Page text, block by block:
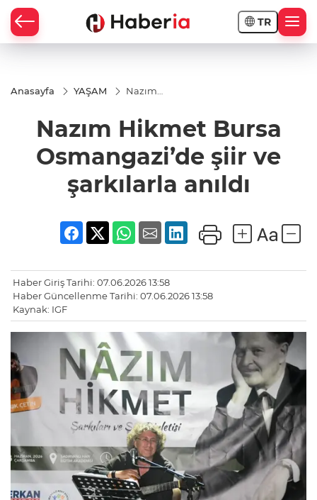
TR
Anasayfa YAŞAM
Nazım
şiir ve
şarkılarla
Nazım Hikmet Bursa
Osmangazi’de şiir ve
şarkılarla anıldı
Haber Giriş Tarihi: 07.06.2026 13:58
Haber Güncellenme Tarihi: 07.06.2026 13:58
Kaynak: IGF